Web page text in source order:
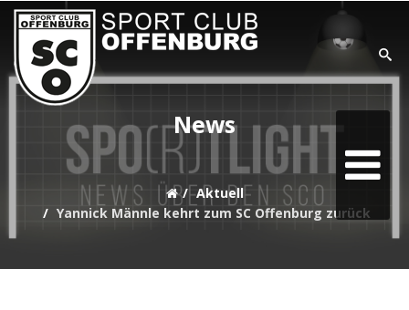
News
Aktuell
Yannick Männle kehrt zum SC Offenburg zurück
SUCHE
Home
Aktuell